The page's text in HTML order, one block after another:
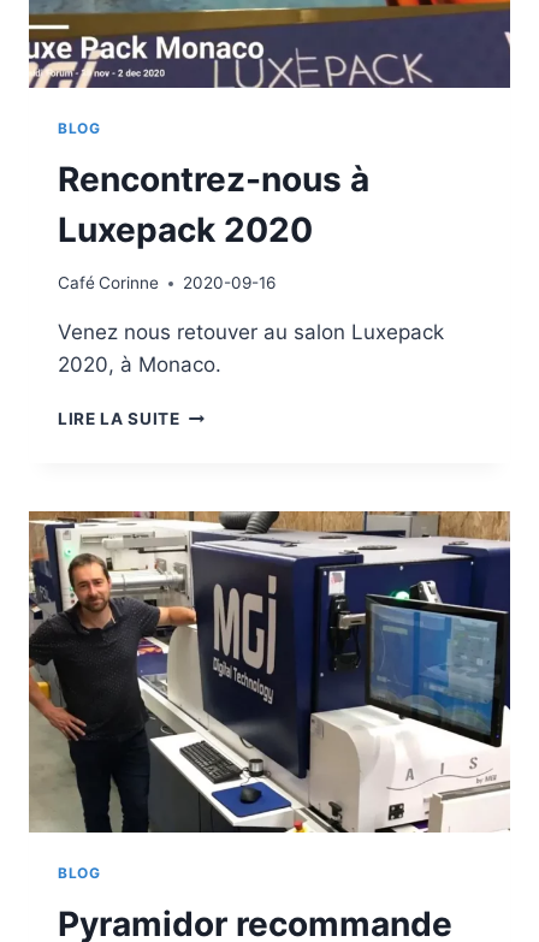
BLOG
Rencontrez-nous à
Luxepack 2020
CaféCorinne 2020-09-16
Venez nous retouver au salon Luxepack
2020, à Monaco.
LIRE LA SUITERENCONTREZ-
2020
BLOG
Pyramidor recommande